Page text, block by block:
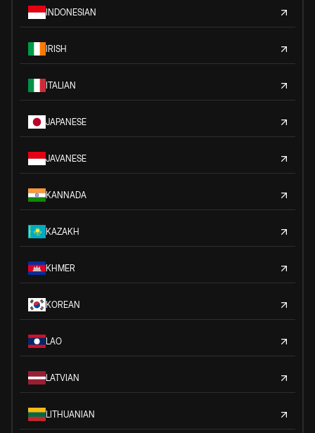
INDONESIAN
IRISH
ITALIAN
JAPANESE
JAVANESE
KANNADA
KAZAKH
KHMER
KOREAN
LAO
LATVIAN
LITHUANIAN